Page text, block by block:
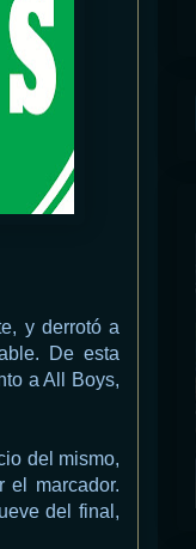
y derrotó a
De esta
a All Boys,
del mismo,
el marcador.
del final,